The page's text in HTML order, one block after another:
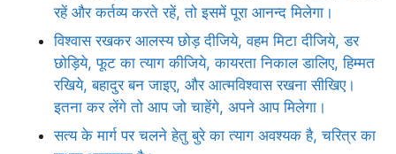
रहें और कर्तव्य करते रहें, तो इसमें पूरा आनन्द मिलेगा।
विश्वास रखकर आलस्य छोड़ दीजिये, वहम मिटा दीजिये, डर
छोड़िये, फूट का त्याग कीजिये, कायरता निकाल डालिए, हिम्मत
रखिये, बहादुर बन जाइए, और आत्मविश्वास रखना सीखिए।
इतना कर लेंगे तो आप जो चाहेंगे, अपने आप मिलेगा।
सत्य के मार्ग पर चलने हेतु बुरे का त्याग अवश्यक है, चरित्र का